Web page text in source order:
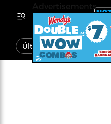
Última Hora Noticias
Advertisements